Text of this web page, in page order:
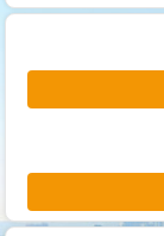
交
業
主
宅